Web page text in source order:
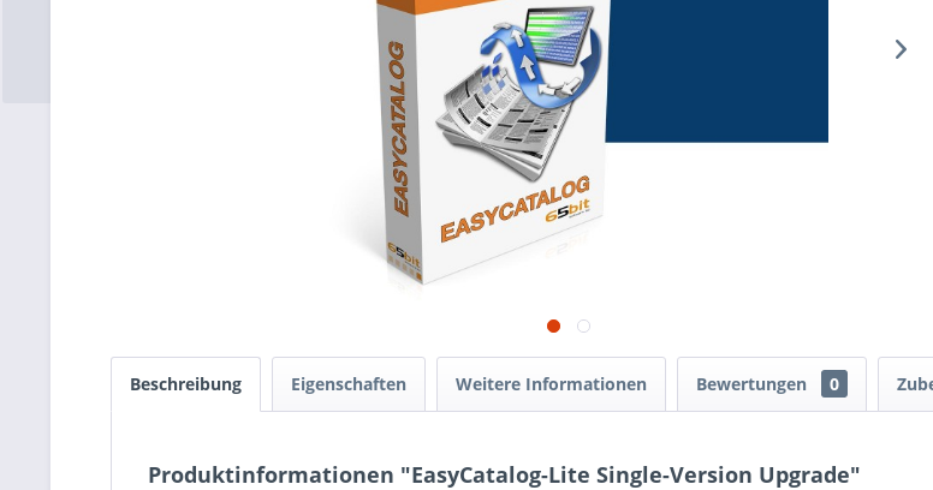
Beschreibung Eigenschaften Weitere Informationen Bewertungen 0
Produktinformationen "EasyCatalog-Lite Single-Version Upgrade"